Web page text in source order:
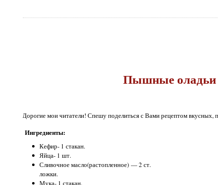
Пышные оладьи
Дорогие мои читатели! Спешу поделиться с Вами рецептом
Ингредиенты:
Кефир- 1 стакан.
Яйца- 1 шт.
Сливочное масло(растопленное) — 2 ст.
ложки.
Мука- 1 стакан.